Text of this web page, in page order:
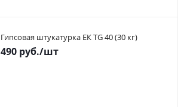
Гипсовая штукатурка ЕК TG 40 (30 кг)
490 руб./шт